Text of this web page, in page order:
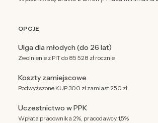
OPCJE
Ulga dla młodych (do 26 lat)
Zwolnienie z PIT do 85 528 zł rocznie
Koszty zamiejscowe
Podwyższone KUP 300 zł zamiast 250 zł
Uczestnictwo w PPK
Wpłata pracownika 2%, pracodawcy 1,5%